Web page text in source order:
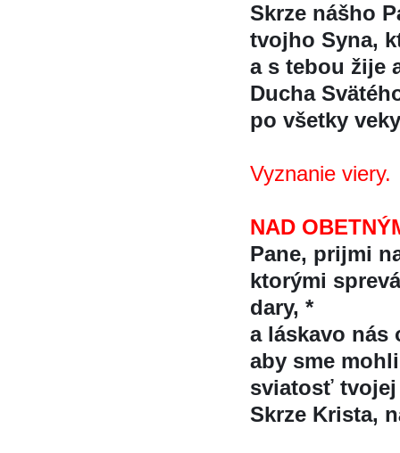
Skrze nášho
tvojho Syna,
a s tebou žije
Ducha
po všetky
Vyznanie viery.
NAD
Pane, prijmi
ktorými
dary, *
a láskavo
aby sme
sviatosť tvojej
Skrze Krista,